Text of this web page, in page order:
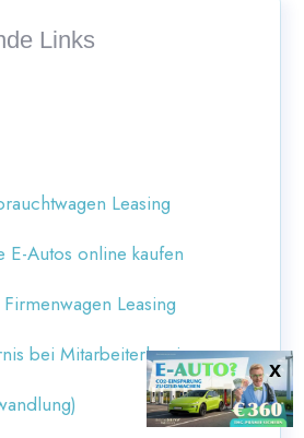
Links
Leasing
E-Autos online kaufen
Leasing
bei Mitarbeiterleasing